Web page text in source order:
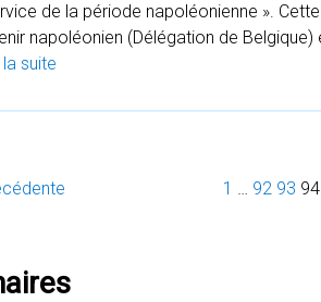
de la période napoléonienne ».
napoléonien (Délégation de Belgique)
la suite
1 … 92 93 94